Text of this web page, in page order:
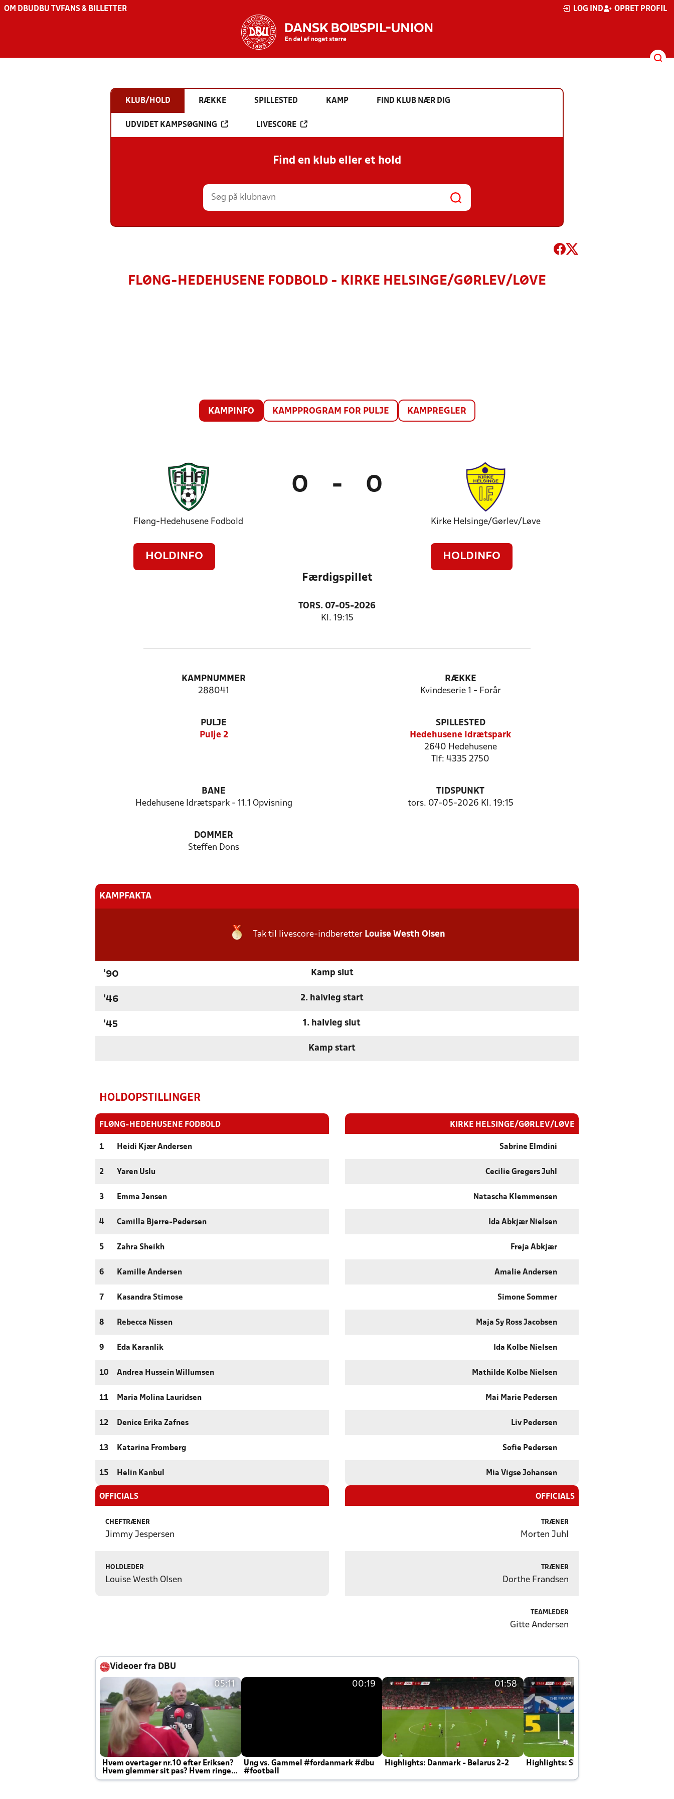
OM DBU DBU TV FANS & BILLETTER LOG IND OPRET PROFIL
KLUB/HOLD RÆKKE SPILLESTED KAMP FIND KLUB NÆR DIG
UDVIDET KAMPSØGNING LIVESCORE
Find en klub eller et hold
FLØNG-HEDEHUSENE FODBOLD - KIRKE HELSINGE/GØRLEV/LØVE
KAMPINFO KAMPPROGRAM FOR PULJE KAMPREGLER
Fløng-Hedehusene Fodbold
HOLDINFO
0 - 0
Kirke Helsinge/Gørlev/Løve
HOLDINFO
Færdigspillet
TORS. 07-05-2026
Kl. 19:15
KAMPNUMMER
288041
RÆKKE
Kvindeserie 1 - Forår
PULJE
Pulje 2
SPILLESTED
Hedehusene Idrætspark
2640 Hedehusene
Tlf: 4335 2750
BANE
Hedehusene Idrætspark - 11.1 Opvisning
TIDSPUNKT
tors. 07-05-2026 Kl. 19:15
DOMMER
Steffen Dons
KAMPFAKTA
Tak til livescore-indberetter Louise Westh Olsen
'90 Kamp slut
'46 2. halvleg start
'45 1. halvleg slut
Kamp start
HOLDOPSTILLINGER
FLØNG-HEDEHUSENE FODBOLD
1 Heidi Kjær Andersen
2 Yaren Uslu
3 Emma Jensen
4 Camilla Bjerre-Pedersen
5 Zahra Sheikh
6 Kamille Andersen
7 Kasandra Stimose
8 Rebecca Nissen
9 Eda Karanlik
10 Andrea Hussein Willumsen
11 Maria Molina Lauridsen
12 Denice Erika Zafnes
13 Katarina Fromberg
15 Helin Kanbul
OFFICIALS
CHEFTRÆNER
Jimmy Jespersen
HOLDLEDER
Louise Westh Olsen
KIRKE HELSINGE/GØRLEV/LØVE
Sabrine Elmdini
Cecilie Gregers Juhl
Natascha Klemmensen
Ida Abkjær Nielsen
Freja Abkjær
Amalie Andersen
Simone Sommer
Maja Sy Ross Jacobsen
Ida Kolbe Nielsen
Mathilde Kolbe Nielsen
Mai Marie Pedersen
Liv Pedersen
Sofie Pedersen
Mia Vigsø Johansen
OFFICIALS
TRÆNER
Morten Juhl
TRÆNER
Dorthe Frandsen
TEAMLEDER
Gitte Andersen
Videoer fra DBU
05:11
Hvem overtager nr.10 efter Eriksen?
Hvem glemmer sit pas? Hvem ringer
Joachim altid til efter kampe?
00:19
Ung vs. Gammel #fordanmark #dbu
#football
01:58
Highlights: Danmark - Belarus 2-2 Highlights: Skotland - Danmark 4-2